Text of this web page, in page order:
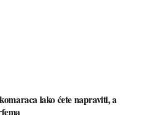
lako ćete napraviti, a